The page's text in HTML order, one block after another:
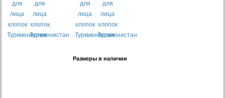
Размеры в наличии